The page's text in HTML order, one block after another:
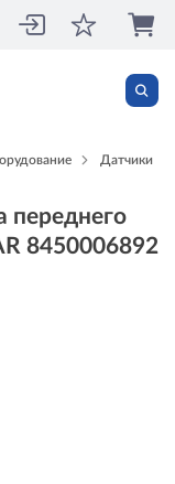
Датчики
переднего
8450006892